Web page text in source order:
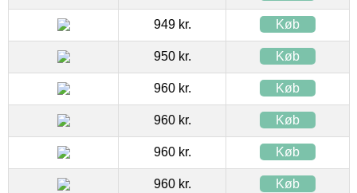
949 kr. Køb
950 kr. Køb
960 kr. Køb
960 kr. Køb
960 kr. Køb
960 kr. Køb